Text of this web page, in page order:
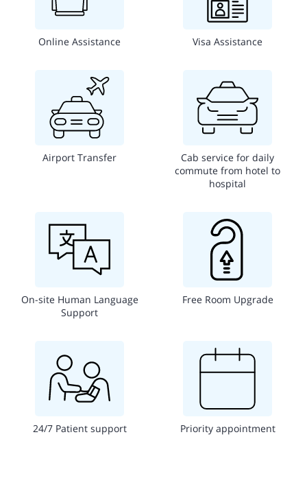
Online Assistance Visa Assistance
Airport Transfer
Cab service for daily
commute from hotel to
hospital
On-site Human Language
Support
Free Room Upgrade
24/7 Patient support Priority appointment